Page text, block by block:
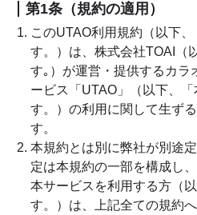
第1条（規約の適用）
このUTAO利用規約（以下
す。）は、株式会社TOAI（
す｡）が運営・提供するカラ
ービス「UTAO」（以下、
す。）の利用に関して生ず
す。
本規約とは別に弊社が別途
定は本規約の一部を構成し
本サービスを利用する方（
す。）は、上記全ての規約